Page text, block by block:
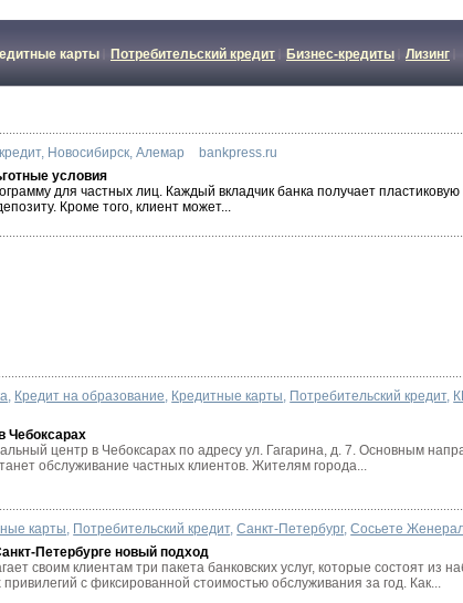
карты Потребительский кредит Бизнес-кредиты Лизинг
, Новосибирск,Алемар
bankpress.ru
условия
для частных лиц. Каждый вкладчик банка получает пластиковую
Кроме того, клиент может...
, Кредит на образование, Кредитные карты, Потребительский кредит,
Чебоксарах
центр в Чебоксарах по адресу ул. Гагарина, д. 7. Основным
обслуживание частных клиентов. Жителям города...
карты, Потребительский кредит,Санкт-Петербург,Сосьете
Петербурге новый подход
своим клиентам три пакета банковских услуг, которые состоят из
с фиксированной стоимостью обслуживания за год. Как...